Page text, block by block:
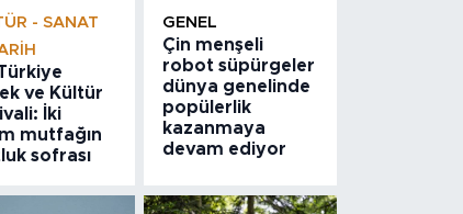
- SANAT
ve Kültür
İki
mutfağın
sofrası
GENEL
Çin menşeli
robot süpürgeler
dünya genelinde
popülerlik
kazanmaya
devam ediyor